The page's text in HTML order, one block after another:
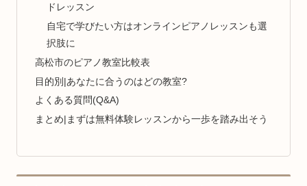
ドレッスン
自宅で学びたい方はオンラインピアノレッスンも選
択肢に
高松市のピアノ教室比較表
目的別|あなたに合うのはどの教室?
よくある質問(Q&A)
まとめ|まずは無料体験レッスンから一歩を踏み出そう